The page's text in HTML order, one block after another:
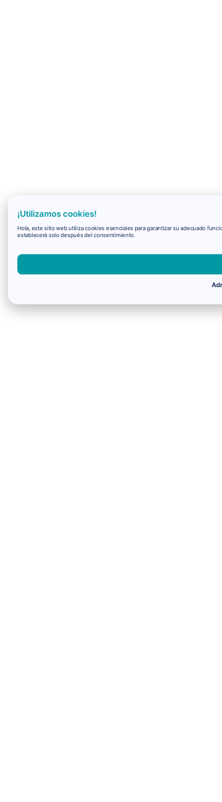
¡Utilizamos cookies!
Hola, este sitio web utiliza cookies esenciales para garantizar su adecuado
establecerá solo después del consentimiento.